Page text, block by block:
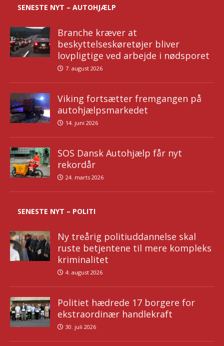
SENESTE NYT – AUTOHJÆLP
Branche kræver at
beskyttelseskøretøjer bliver
lovpligtige ved arbejde i nødsporet
7. august 2026
Viking fortsætter fremgangen på
autohjælpsmarkedet
14. juni 2026
SOS Dansk Autohjælp får nyt
rekordår
24. marts 2026
SENESTE NYT – POLITI
Ny treårig politiuddannelse skal
ruste betjentene til mere kompleks
kriminalitet
4. august 2026
Politiet hædrede 17 borgere for
ekstraordinær handlekraft
30. juli 2026